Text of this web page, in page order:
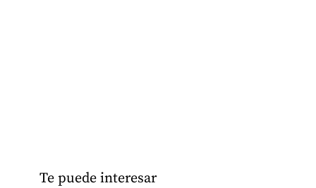
Te puede interesar